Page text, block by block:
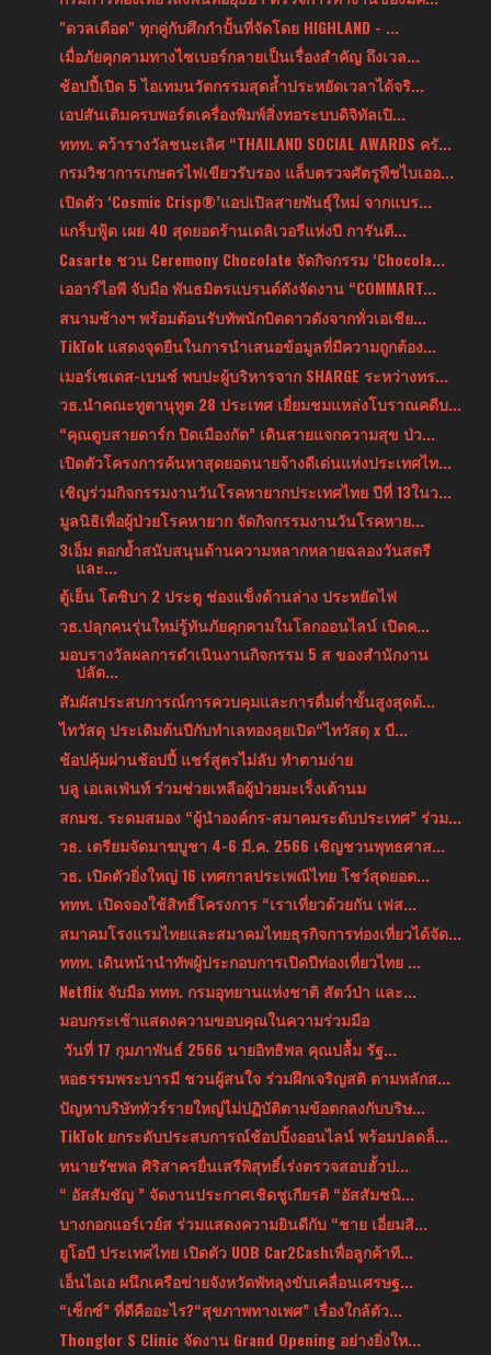
"ดวลเดือด" ทุกคู่กับศึกกำปั้นที่จัดโดย HIGHLAND - ...
เมื่อภัยคุกคามทางไซเบอร์กลายเป็นเรื่องสำคัญ ถึงเวล...
ช้อปปี้เปิด 5 ไอเทมนวัตกรรมสุดล้ำประหยัดเวลาได้จริ...
เอปสันเติมครบพอร์ตเครื่องพิมพ์สิ่งทอระบบดิจิทัลเปิ...
ททท. คว้ารางวัลชนะเลิศ “THAILAND SOCIAL AWARDS ครั...
กรมวิชาการเกษตรไฟเขียวรับรอง แล็บตรวจศัตรูพืชไบเออ...
เปิดตัว ‘Cosmic Crisp®’แอปเปิลสายพันธุ์ใหม่ จากแบร...
แกร็บฟู้ด เผย 40 สุดยอดร้านเดลิเวอรีแห่งปี การันตี...
Casarte ชวน Ceremony Chocolate จัดกิจกรรม ‘Chocola...
เออาร์ไอพี จับมือ พันธมิตรแบรนด์ดังจัดงาน “COMMART...
สนามช้างฯ พร้อมต้อนรับทัพนักบิดดาวดังจากทั่วเอเชีย...
TikTok แสดงจุดยืนในการนำเสนอข้อมูลที่มีความถูกต้อง...
เมอร์เซเดส-เบนซ์ พบปะผู้บริหารจาก SHARGE ระหว่างทร...
วธ.นำคณะทูตานุทูต 28 ประเทศ เยี่ยมชมแหล่งโบราณคดีบ...
“คุณตูบสายดาร์ก ปิดเมืองกัด” เดินสายแจกความสุข ป่ว...
เปิดตัวโครงการค้นหาสุดยอดนายจ้างดีเด่นแห่งประเทศไท...
เชิญร่วมกิจกรรมงานวันโรคหายากประเทศไทย ปีที่ 13ในว...
มูลนิธิเพื่อผู้ป่วยโรคหายาก จัดกิจกรรมงานวันโรคหาย...
3เอ็ม ตอกย้ำสนับสนุนด้านความหลากหลายฉลองวันสตรี
และ...
ตู้เย็น โตชิบา 2 ประตู ช่องแข็งด้านล่าง ประหยัดไฟ
วธ.ปลุกคนรุ่นใหม่รู้ทันภัยคุกคามในโลกออนไลน์ เปิดค...
มอบรางวัลผลการดำเนินงานกิจกรรม 5 ส ของสำนักงาน
ปลัด...
สัมผัสประสบการณ์การควบคุมและการดื่มด่ำขั้นสูงสุดด้...
ไทวัสดุ ประเดิมต้นปีกับทำเลทองลุยเปิด“ไทวัสดุ x บี...
ช้อปคุ้มผ่านช้อปปี้ แชร์สูตรไม่ลับ ทำตามง่าย
บลู เอเลเฟ่นท์ ร่วมช่วยเหลือผู้ป่วยมะเร็งเต้านม
สกมช. ระดมสมอง “ผู้นำองค์กร-สมาคมระดับประเทศ” ร่วม...
วธ. เตรียมจัดมาฆบูชา 4-6 มี.ค. 2566 เชิญชวนพุทธศาส...
วธ. เปิดตัวยิ่งใหญ่ 16 เทศกาลประเพณีไทย โชว์สุดยอด...
ททท. เปิดจองใช้สิทธิ์โครงการ “เราเที่ยวด้วยกัน เฟส...
สมาคมโรงแรมไทยและสมาคมไทยธุรกิจการท่องเที่ยวได้จัด...
ททท. เดินหน้านำทัพผู้ประกอบการเปิดปีท่องเที่ยวไทย ...
Netflix จับมือ ททท. กรมอุทยานแห่งชาติ สัตว์ป่า และ...
มอบกระเช้าแสดงความขอบคุณในความร่วมมือ
วันที่ 17 กุมภาพันธ์ 2566 นายอิทธิพล คุณปลื้ม รัฐ...
หอธรรมพระบารมี ชวนผู้สนใจ ร่วมฝึกเจริญสติ ตามหลักส...
ปัญหาบริษัททัวร์รายใหญ่ไม่ปฏิบัติตามข้อตกลงกับบริษ...
TikTok ยกระดับประสบการณ์ช้อปปิ้งออนไลน์ พร้อมปลดล็...
ทนายรัชพล ศิริสาครยื่นเสรีพิสุทธิ์เร่งตรวจสอบฮั้วป...
“ อัสสัมชัญ ” จัดงานประกาศเชิดชูเกียรติ “อัสสัมชนิ...
บางกอกแอร์เวย์ส ร่วมแสดงความยินดีกับ “ชาย เอี่ยมสิ...
ยูโอบี ประเทศไทย เปิดตัว UOB Car2Cashเพื่อลูกค้าที...
เอ็นไอเอ ผนึกเครือข่ายจังหวัดพัทลุงขับเคลื่อนเศรษฐ...
“เซ็กซ์” ที่ดีคืออะไร?“สุขภาพทางเพศ” เรื่องใกล้ตัว...
Thonglor S Clinic จัดงาน Grand Opening อย่างยิ่งให...